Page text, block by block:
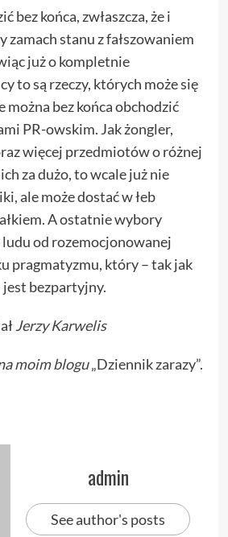
bez końca, zwłaszcza, że i
zamach stanu z fałszowaniem
już o kompletnie
to są rzeczy, których może się
można bez końca obchodzić
PR-owskim. Jak żongler,
więcej przedmiotów o różnej
za dużo, to wcale już nie
ale może dostać w łeb
A ostatnie wybory
ludu od rozemocjonowanej
pragmatyzmu, który – tak jak
jest bezpartyjny.
Jerzy Karwelis
moim blogu„Dziennik zarazy”.
admin
See author's posts